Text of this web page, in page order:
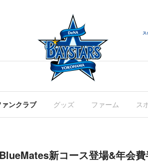
ス
ァンクラブ グッズ ファーム ス
新コース登場&年会